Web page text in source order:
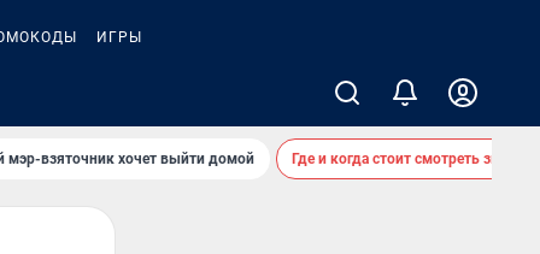
ИГРЫ
мэр-взяточник хочет выйти домой Где и когда стоит смотреть